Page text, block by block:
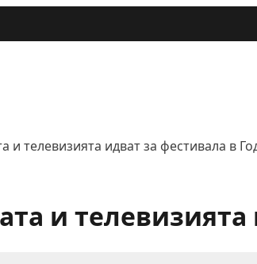
и телевизията идват за фестивала в
и